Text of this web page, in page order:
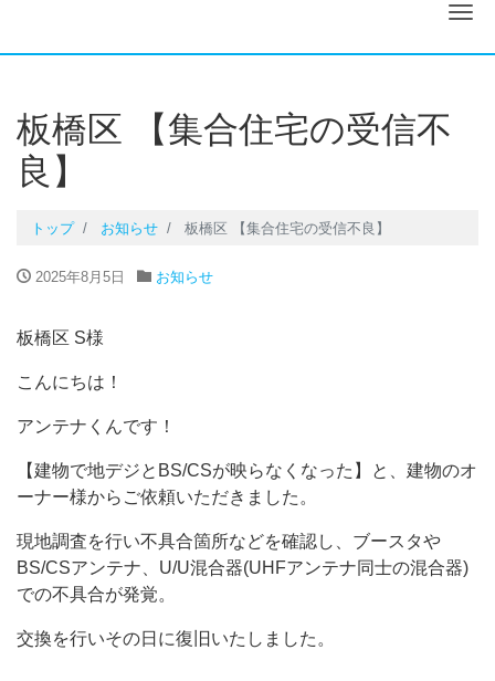
ナ
板橋区 【集合住宅の受信不
良】
トップ お知らせ 板橋区 【集合住宅の受信不良】
2025年8月5日 お知らせ
板橋区 S様
こんにちは！
アンテナくんです！
【建物で地デジとBS/CSが映らなくなった】と、建物のオ
ーナー様からご依頼いただきました。
現地調査を行い不具合箇所などを確認し、ブースタや
BS/CSアンテナ、U/U混合器(UHFアンテナ同士の混合器)
での不具合が発覚。
交換を行いその日に復旧いたしました。